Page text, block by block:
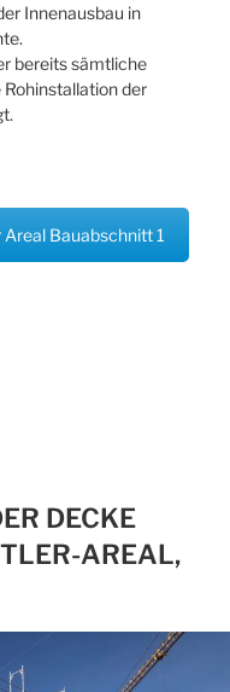
Innenausbau in
bereits sämtliche
der
Bauabschnitt 1
DECKE
AREAL,